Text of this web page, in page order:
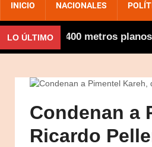
INICIO NACIONALES
LO ÚLTIMO
en 400 metros planos:
Condenan a
Ricardo